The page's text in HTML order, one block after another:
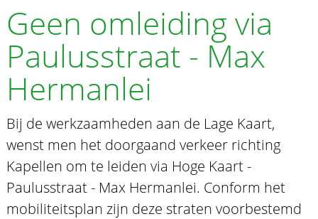
Geen omleiding via
Paulusstraat - Max
Hermanlei
Bij de werkzaamheden aan de Lage Kaart,
wenst men het doorgaand verkeer richting
Kapellen om te leiden via Hoge Kaart -
Paulusstraat - Max Hermanlei. Conform het
mobiliteitsplan zijn deze straten voorbestemd